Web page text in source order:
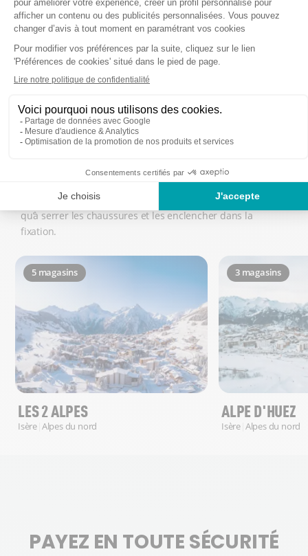
EN SAVOIR PLUS
TOP 10 DES STATIONS DE SKI
Les milliers de pistes des Alpes ou des Pyrénées sauront
particulièrement en montagne. Pour ne pas perdre de
temps, le moment est venu de localiser votre location de
ski dans votre futur lieu de villégiature pour n’avoir plus
qu’à serrer les chaussures et les enclencher dans la
fixation.
5 magasins
LES 2 ALPES
Isère Alpes du nord
3 magasins
ALPE D'HUEZ
Isère Alpes du nord
PAYEZ EN TOUTE SÉCURITÉ